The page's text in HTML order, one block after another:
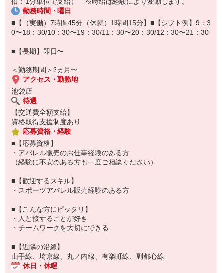
・制服貸し出しあり
■【シフトについて】
・週5日勤務をベースに募集
勤務時間・曜日
■【（実働）7時間45分（休憩）1時間15分】■【シフト例】9：3
0〜18：30/10：30〜19：30/11：30〜20：30/12：30〜21：30
■【長期】即日〜
＜勤務期間＞3ヵ月〜
アクセス・勤務地
池袋店
待遇
【交通費全額支給】
資格取得支援制度あり
応募資格・経験
■【応募資格】
・アパレル販売のお仕事経験のある方
（経験に不安のある方も一度ご相談ください）
■【歓迎するスキル】
・スポーツアパレル販売経験のある方
■【こんな方にピッタリ】
・人と接することが好き
・チームワークを大切にできる
■【近隣の沿線】
山手線、埼京線、丸ノ内線、有楽町線、副都心線
休日・休暇